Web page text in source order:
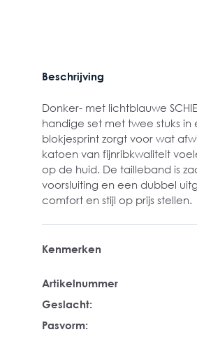
Beschrijving
Donker- met lichtblauwe
handige set met twee stuks
blokjesprint zorgt voor wat
katoen van fijnribkwaliteit
op de huid. De tailleband is
voorsluiting en een dubbel
comfort en stijl op prijs stellen.
Kenmerken
Artikelnummer
Geslacht:
Pasvorm: